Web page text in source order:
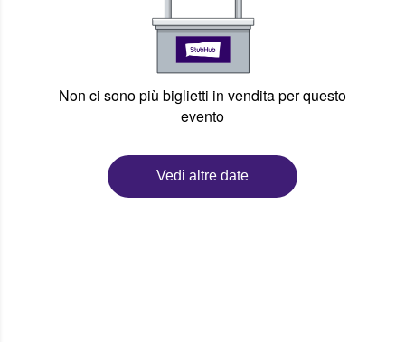
Non ci sono più biglietti in vendita per questo
evento
Vedi altre date